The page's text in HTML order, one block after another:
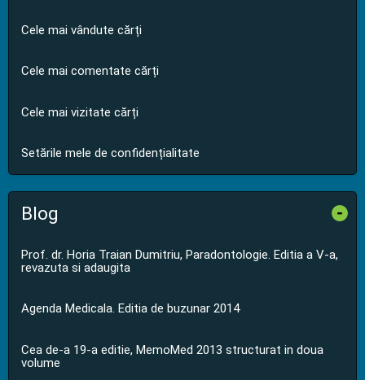
Cele mai vândute cărți
Cele mai comentate cărți
Cele mai vizitate cărți
Setările mele de confidențialitate
Blog -
Prof. dr. Horia Traian Dumitriu, Paradontologie. Editia a V-a,
revazuta si adaugita
Agenda Medicala. Editia de buzunar 2014
Cea de-a 19-a editie, MemoMed 2013 structurat in doua
volume